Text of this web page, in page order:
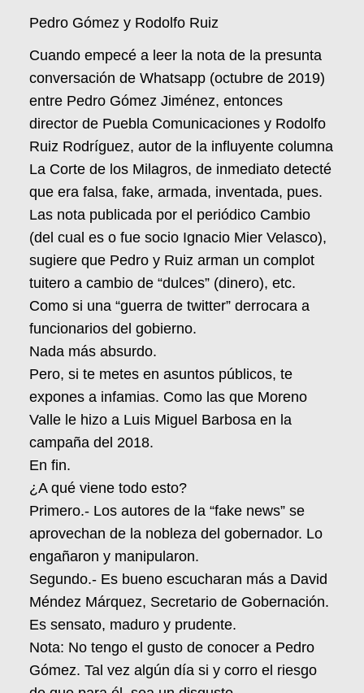
Pedro Gómez y Rodolfo Ruiz
Cuando empecé a leer la nota de la presunta
conversación de Whatsapp (octubre de 2019)
entre Pedro Gómez Jiménez, entonces
director de Puebla Comunicaciones y Rodolfo
Ruiz Rodríguez, autor de la influyente columna
La Corte de los Milagros, de inmediato detecté
que era falsa, fake, armada, inventada, pues.
Las nota publicada por el periódico Cambio
(del cual es o fue socio Ignacio Mier Velasco),
sugiere que Pedro y Ruiz arman un complot
tuitero a cambio de “dulces” (dinero), etc.
Como si una “guerra de twitter” derrocara a
funcionarios del gobierno.
Nada más absurdo.
Pero, si te metes en asuntos públicos, te
expones a infamias. Como las que Moreno
Valle le hizo a Luis Miguel Barbosa en la
campaña del 2018.
En fin.
¿A qué viene todo esto?
Primero.- Los autores de la “fake news” se
aprovechan de la nobleza del gobernador. Lo
engañaron y manipularon.
Segundo.- Es bueno escucharan más a David
Méndez Márquez, Secretario de Gobernación.
Es sensato, maduro y prudente.
Nota: No tengo el gusto de conocer a Pedro
Gómez. Tal vez algún día si y corro el riesgo